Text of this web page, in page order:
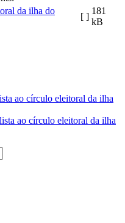
da ilha do
[ ]
181
kB
ao círculo eleitoral da ilha
ao círculo eleitoral da ilha